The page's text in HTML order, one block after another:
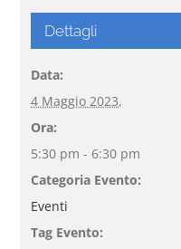
Dettagli
Data:
4 Maggio 2023,
Ora:
5:30 pm - 6:30 pm
Categoria Evento:
Eventi
Tag Evento: